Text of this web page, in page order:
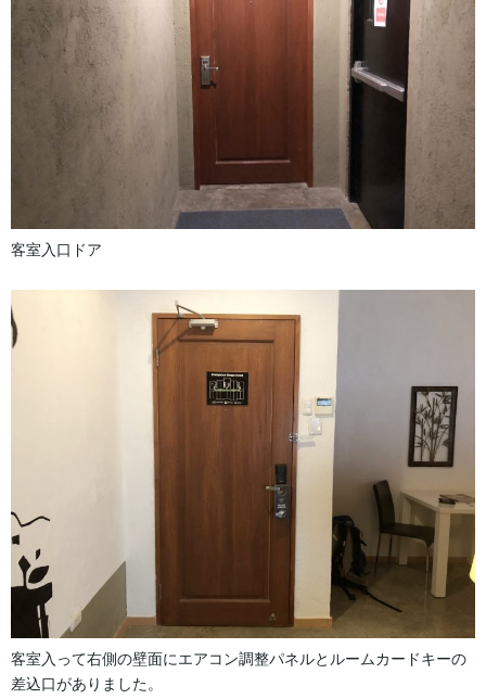
客室入口ドア
客室入って右側の壁面にエアコン調整パネルとルームカードキーの
差込口がありました。